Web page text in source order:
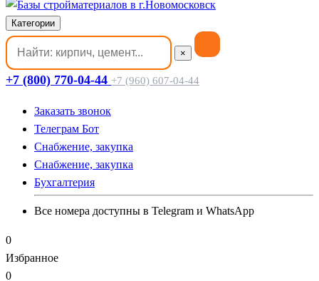
Категории
×
+7 (800) 770-04-44 +7 (960) 607-04-44
Заказать звонок
Телеграм Бот
Cнабжение, закупка
Cнабжение, закупка
Бухгалтерия
Все номера доступны в Telegram и WhatsApp
0
Избранное
0